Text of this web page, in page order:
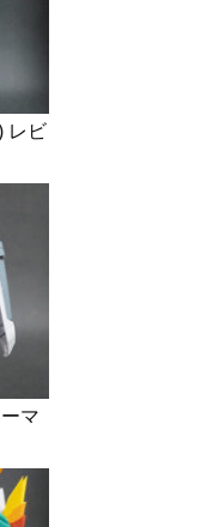
レビ
マ